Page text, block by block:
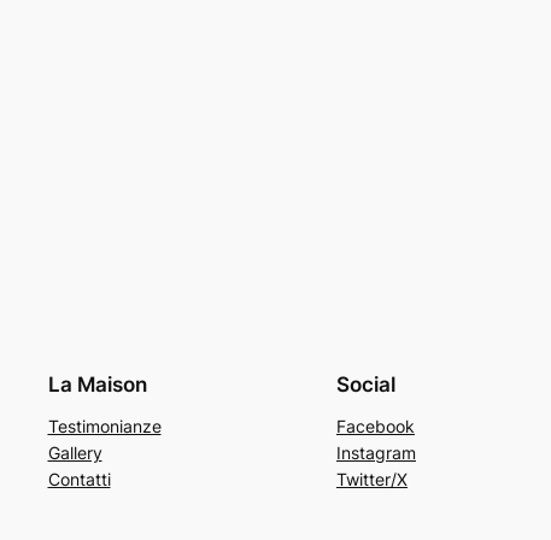
La Maison
Testimonianze
Gallery
Contatti
Social
Facebook
Instagram
Twitter/X